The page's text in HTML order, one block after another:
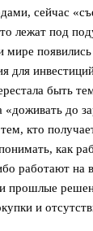
сейчас
лежат под
мире
для
быть
до
кто
как
работают на
прошлые
и